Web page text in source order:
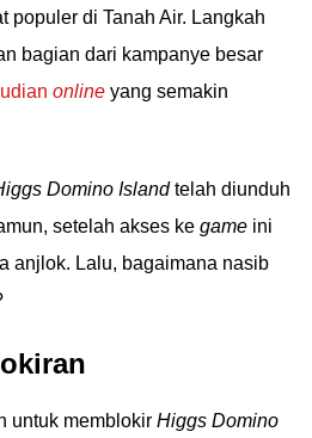
populer di Tanah Air. Langkah
bagian dari kampanye besar
online yang semakin
Domino Islandtelah diunduh
setelah akses ke game ini
anjlok. Lalu, bagaimana nasib
untuk memblokir Higgs Domino